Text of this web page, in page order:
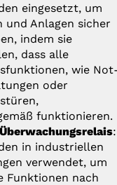
eingesetzt, um
und Anlagen sicher
indem sie
dass alle
wie
oder
funktionieren.
:
in industriellen
verwendet, um
Funktionen nach